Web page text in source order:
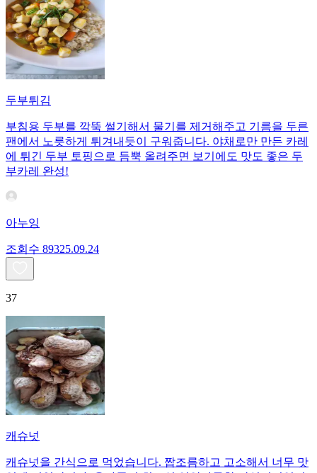
두부튀김
부침용 두부를 깍뚝 썰기해서 물기를 제거해주고 기름을 두른
팬에서 노릇하게 튀겨내듯이 구워줍니다. 야채로만 만든 카레
에 튀긴 두부 토핑으로 듬뿍 올려주면 보기에도 맛도 좋은 두
부카레 완성!
아누잉
조회수 89325.09.24
37
캐슈넛
캐슈넛을 간식으로 먹었습니다. 짭조름하고 고소해서 너무 맛